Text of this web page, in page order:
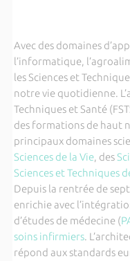
Avec des domaines
l’informatique,
les Sciences et
notre vie quotidienne.
Techniques et Santé
des formations de haut
principaux domaines
Sciences de la Vie, des
Sciences et Techniques
Depuis la rentrée de
enrichie avec
d’études de médecine (
soins infirmiers.
répond aux standards